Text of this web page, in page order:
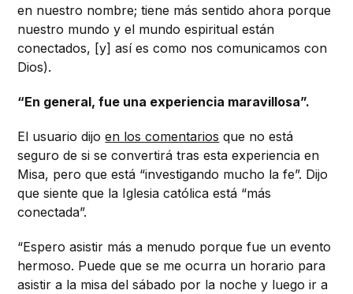
en nuestro nombre; tiene más sentido ahora porque
nuestro mundo y el mundo espiritual están
conectados, [y] así es como nos comunicamos con
Dios).
“En general, fue una experiencia maravillosa”.
El usuario dijoen los comentarios que no está
seguro de si se convertirá tras esta experiencia en
Misa, pero que está “investigando mucho la fe”. Dijo
que siente que la Iglesia católica está “más
conectada”.
“Espero asistir más a menudo porque fue un evento
hermoso. Puede que se me ocurra un horario para
asistir a la misa del sábado por la noche y luego ir a